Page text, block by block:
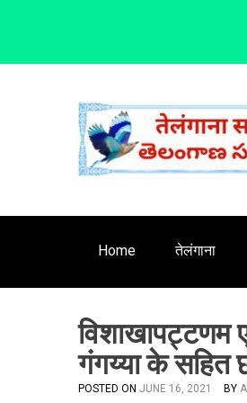
e
Home तेलंगाना
विशाखापट्टणम
गंगय्या के सहित
POSTED ON JUNE 16, 2021 BY